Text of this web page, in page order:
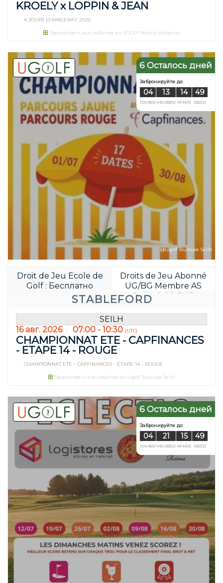
Забронируйте
03
Забронируйте
04 20
HEURE(S)
KROELY x LOPPIN & JEAN
4 JOURS D'AINGERAY 2026
Просмотреть все события из UGOLF Nancy-Aingeray
6 Осталось дней
STABLEFORD
Droit de Jeu Ecole de
Golf : Бесплатно
Droits de Jeu Abonné
UG/BG Membre AS
Seilh : 8.00 EUR
@Ugolf Toulouse Seilh
SEILH
16 авг. 2026
07:00 - 10:30 (UTC)
CHAMPIONNAT ETE - CAPFINANCES
- ETAPE 14 - ROUGE
CHAMPIONNAT ETE - CAPFINANCES - ETAPE 14 - ROUGE
Просмотреть все события из Ugolf Toulouse Seilh
6 Осталось дней